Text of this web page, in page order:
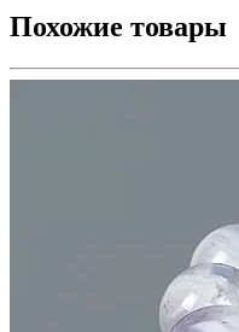
Похожие товары